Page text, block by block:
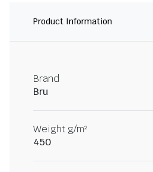
Product Information
Brand
Bru
Weight g/m²
450